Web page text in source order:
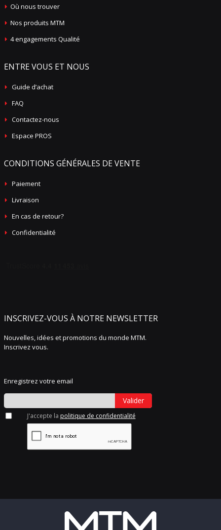
Où nous trouver
Nos produits MTM
4 engagements Qualité
ENTRE VOUS ET NOUS
Guide d’achat
FAQ
Contactez-nous
Espace PROS
CONDITIONS GÉNÉRALES DE VENTE
Paiement
Livraison
En cas de retour?
Confidentialité
INSCRIVEZ-VOUS À NOTRE NEWSLETTER
Nouvelles, idées et promotions du monde MTM.
Inscrivez vous.
Enregistrez votre email
Valider
J'accepte la politique de confidentialité